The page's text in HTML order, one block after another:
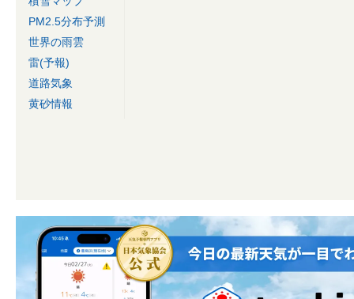
PM2.5分布予測
世界の雨雲
雷(予報)
道路気象
黄砂情報